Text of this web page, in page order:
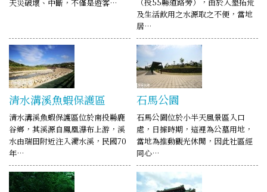
天災破壞、中斷，不僅是遊客…
及生活飲用之水源取之不便，當地
居…
清水溝溪魚蝦保護區
清水溝溪魚蝦保護區位於南投縣鹿
谷鄉，其溪源自鳳凰瀑布上游，溪
水由瑞田附近注入濁水溪，民國70
年…
石馬公園
石馬公園位於小半天風景區入口
處，日據時期，這裡為公墓用地，
當地為推動觀光休閒，因此社區經
同心…